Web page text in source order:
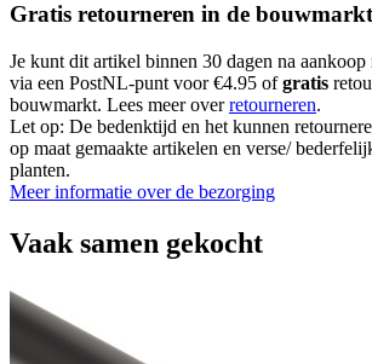
Gratis retourneren in de bouwmarkt
Je kunt dit artikel binnen 30 dagen na aankoop
via een PostNL-punt voor €4.95 ofgratis
bouwmarkt. Lees meer overretourneren.
Let op: De bedenktijd en het kunnen
op maat gemaakte artikelen en verse/
planten.
Meer informatie over de bezorging
Vaak samen gekocht